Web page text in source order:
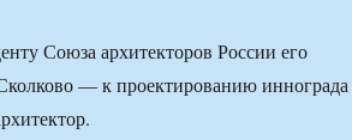
Союза архитекторов России его
— к проектированию иннограда